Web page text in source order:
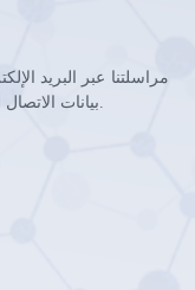
مراسلتنا عبر البريد